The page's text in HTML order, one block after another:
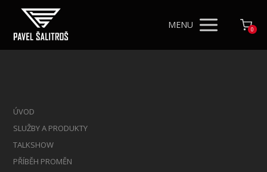
MENU 0
ÚVOD
SLUŽBY A PRODUKTY
TALKSHOW
PŘÍBĚH PROMĚN